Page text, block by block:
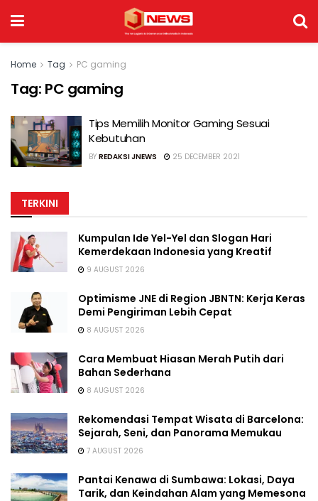
Home Tag PC gaming
Tag: PC gaming
Tips Memilih Monitor Gaming Sesuai
Kebutuhan
BY REDAKSI JNEWS 25 DECEMBER 2021
TERKINI
Kumpulan Ide Yel-Yel dan Slogan Hari
Kemerdekaan Indonesia yang Kreatif
9 AUGUST 2026
Optimisme JNE di Region JBNTN: Kerja Keras
Demi Pengiriman Lebih Cepat
8 AUGUST 2026
Cara Membuat Hiasan Merah Putih dari
Bahan Sederhana
8 AUGUST 2026
Rekomendasi Tempat Wisata di Barcelona:
Sejarah, Seni, dan Panorama Memukau
7 AUGUST 2026
Pantai Kenawa di Sumbawa: Lokasi, Daya
Tarik, dan Keindahan Alam yang Memesona